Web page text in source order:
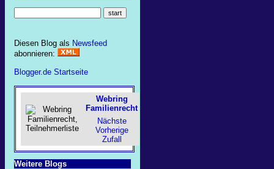
Diesen Blog als Newsfeed
abonnieren:
Blogger.de Startseite
Webring
Familienrecht
Nächste
Vorherige
Zufall
Weitere Blogs